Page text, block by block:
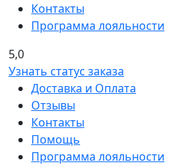
Контакты
Программа лояльности
5,0
Узнать статус заказа
Доставка и Оплата
Отзывы
Контакты
Помощь
Программа лояльности